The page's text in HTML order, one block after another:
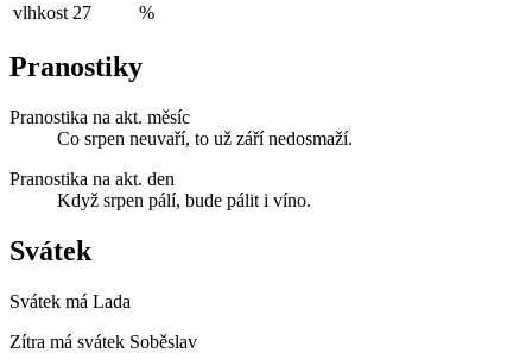
vlhkost 27 %
Pranostiky
Pranostika na akt. měsíc
Co srpen neuvaří, to už září nedosmaží.
Pranostika na akt. den
Když srpen pálí, bude pálit i víno.
Svátek
Svátek má Lada
Zítra má svátek Soběslav